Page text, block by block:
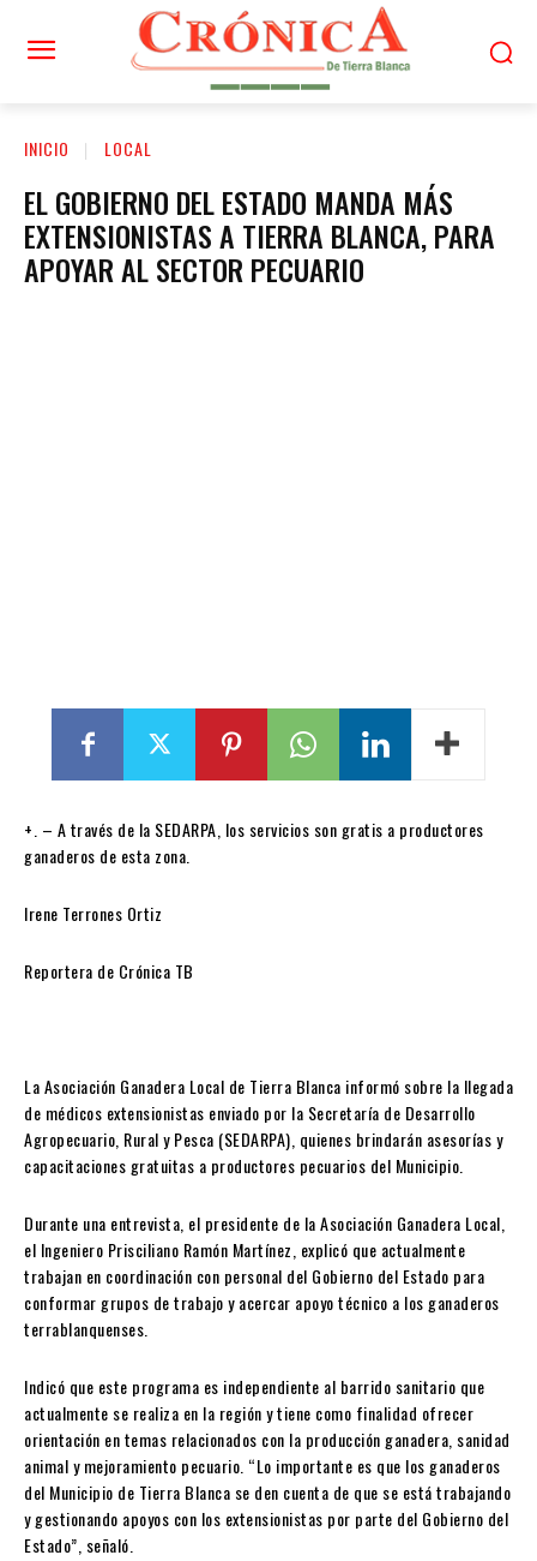
INICIO LOCAL
EL GOBIERNO DEL ESTADO MANDA MÁS
EXTENSIONISTAS A TIERRA BLANCA, PARA
APOYAR AL SECTOR PECUARIO
+. – A través de la SEDARPA, los servicios son gratis a productores
ganaderos de esta zona.
Irene Terrones Ortiz
Reportera de Crónica TB
La Asociación Ganadera Local de Tierra Blanca informó sobre la llegada
de médicos extensionistas enviado por la Secretaría de Desarrollo
Agropecuario, Rural y Pesca (SEDARPA), quienes brindarán asesorías y
capacitaciones gratuitas a productores pecuarios del Municipio.
Durante una entrevista, el presidente de la Asociación Ganadera Local,
el Ingeniero Prisciliano Ramón Martínez, explicó que actualmente
trabajan en coordinación con personal del Gobierno del Estado para
conformar grupos de trabajo y acercar apoyo técnico a los ganaderos
terrablanquenses.
Indicó que este programa es independiente al barrido sanitario que
actualmente se realiza en la región y tiene como finalidad ofrecer
orientación en temas relacionados con la producción ganadera, sanidad
animal y mejoramiento pecuario. “Lo importante es que los ganaderos
del Municipio de Tierra Blanca se den cuenta de que se está trabajando
y gestionando apoyos con los extensionistas por parte del Gobierno del
Estado”, señaló.